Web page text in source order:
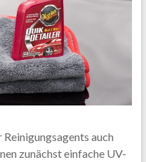
auch
zunächst einfache UV-